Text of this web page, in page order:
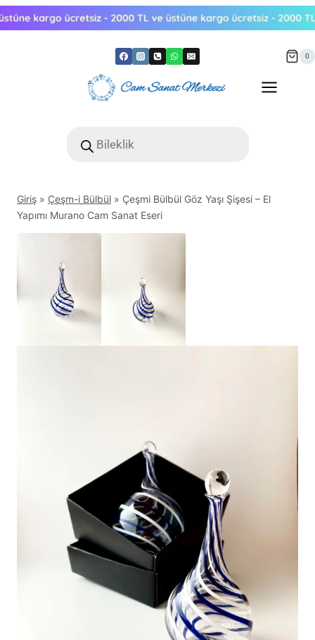
Skip
to
0
search
Giriş » Çeşm-i Bülbül » Çeşmi Bülbül Göz Yaşı Şişesi – El
Yapımı Murano Cam Sanat Eseri